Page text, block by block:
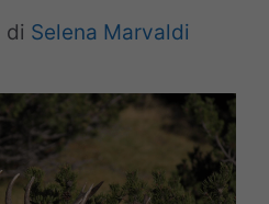
di Selena Marvaldi